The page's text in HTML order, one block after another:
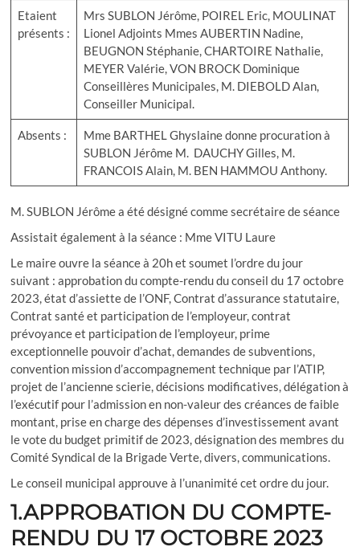
Etaient
présents :
Mrs SUBLON Jérôme, POIREL Eric, MOULINAT
Lionel Adjoints Mmes AUBERTIN Nadine,
BEUGNON Stéphanie, CHARTOIRE Nathalie,
MEYER Valérie, VON BROCK Dominique
Conseillères Municipales, M. DIEBOLD Alan,
Conseiller Municipal.
Absents :
Mme BARTHEL Ghyslaine donne procuration à
SUBLON Jérôme M. DAUCHY Gilles, M.
FRANCOIS Alain, M. BEN HAMMOU Anthony.
M. SUBLON Jérôme a été désigné comme secrétaire de séance
Assistait également à la séance : Mme VITU Laure
Le maire ouvre la séance à 20h et soumet l’ordre du jour
suivant : approbation du compte-rendu du conseil du 17 octobre
2023, état d’assiette de l’ONF, Contrat d’assurance statutaire,
Contrat santé et participation de l’employeur, contrat
prévoyance et participation de l’employeur, prime
exceptionnelle pouvoir d’achat, demandes de subventions,
convention mission d’accompagnement technique par l’ATIP,
projet de l’ancienne scierie, décisions modificatives, délégation à
l’exécutif pour l’admission en non-valeur des créances de faible
montant, prise en charge des dépenses d’investissement avant
le vote du budget primitif de 2023, désignation des membres du
Comité Syndical de la Brigade Verte, divers, communications.
Le conseil municipal approuve à l’unanimité cet ordre du jour.
1.APPROBATION DU COMPTE-
RENDU DU 17 OCTOBRE 2023